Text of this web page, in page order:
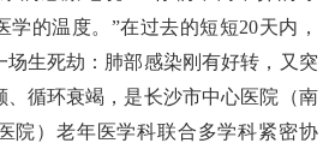
的温度。”在过去的短短20天内，
生死劫：肺部感染刚有好转，又突
、循环衰竭，是长沙市中心医院（南
院）老年医学科联合多学科紧密协